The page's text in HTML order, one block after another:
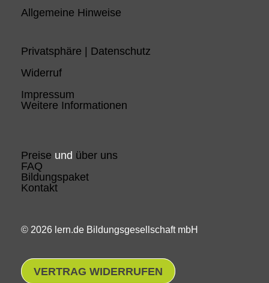
Allgemeine Hinweise
Privatsphäre | Datenschutz
Widerruf
Impressum
Weitere Informationen
Preise und über uns
FAQ
Bildungspaket
Kontakt
© 2026 lern.de Bildungsgesellschaft mbH
VERTRAG WIDERRUFEN